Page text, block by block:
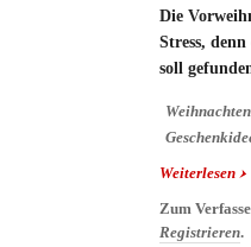
Die
Stress, denn
soll
Weihnachten
Weiterlesen
Zum
Registrieren.